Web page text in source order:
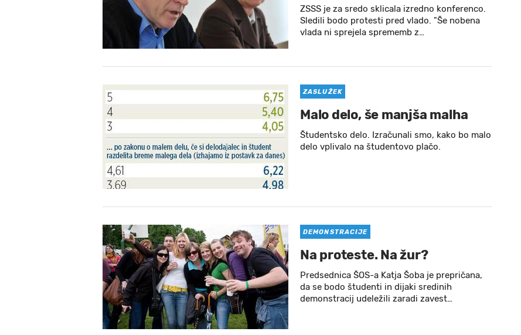
ZSSS je za sredo sklicala izredno konferenco.
Sledili bodo protesti pred vlado. "Še nobena
vlada ni sprejela sprememb z…
ZASLUŽEK
Malo delo, še manjša malha
Študentsko delo. Izračunali smo, kako bo malo
delo vplivalo na študentovo plačo.
DEMONSTRACIJE
Na proteste. Na žur?
Predsednica ŠOS-a Katja Šoba je prepričana,
da se bodo študenti in dijaki sredinih
demonstracij udeležili zaradi zavest…